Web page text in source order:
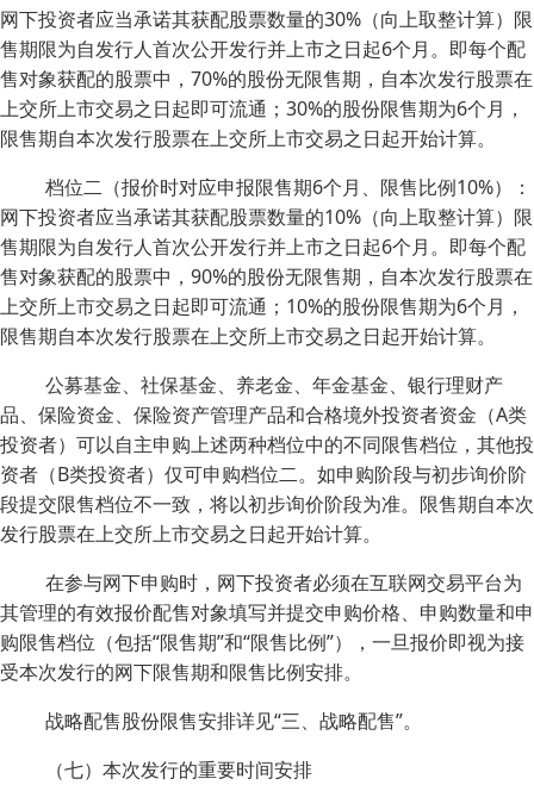
网下投资者应当承诺其获配股票数量的30%（向上取整计算）限
售期限为自发行人首次公开发行并上市之日起6个月。即每个配
售对象获配的股票中，70%的股份无限售期，自本次发行股票在
上交所上市交易之日起即可流通；30%的股份限售期为6个月，
限售期自本次发行股票在上交所上市交易之日起开始计算。
档位二（报价时对应申报限售期6个月、限售比例10%）：
网下投资者应当承诺其获配股票数量的10%（向上取整计算）限
售期限为自发行人首次公开发行并上市之日起6个月。即每个配
售对象获配的股票中，90%的股份无限售期，自本次发行股票在
上交所上市交易之日起即可流通；10%的股份限售期为6个月，
限售期自本次发行股票在上交所上市交易之日起开始计算。
公募基金、社保基金、养老金、年金基金、银行理财产
品、保险资金、保险资产管理产品和合格境外投资者资金（A类
投资者）可以自主申购上述两种档位中的不同限售档位，其他投
资者（B类投资者）仅可申购档位二。如申购阶段与初步询价阶
段提交限售档位不一致，将以初步询价阶段为准。限售期自本次
发行股票在上交所上市交易之日起开始计算。
在参与网下申购时，网下投资者必须在互联网交易平台为
其管理的有效报价配售对象填写并提交申购价格、申购数量和申
购限售档位（包括“限售期”和“限售比例”），一旦报价即视为接
受本次发行的网下限售期和限售比例安排。
战略配售股份限售安排详见“三、战略配售”。
（七）本次发行的重要时间安排